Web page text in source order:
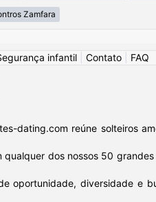
Zamfara
infantil Contato FAQ
dating.com reúne solteiros
dos nossos 50
oportunidade, diversidade e